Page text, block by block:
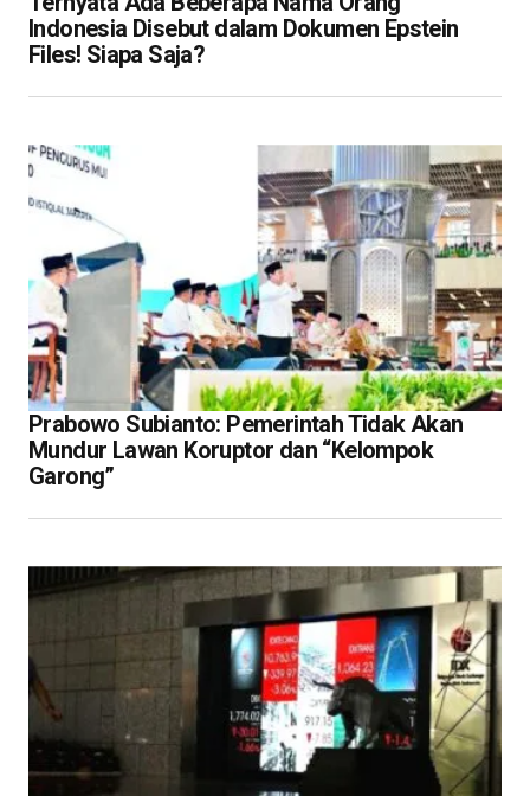
Indonesia Disebut dalam Dokumen Epstein
Files! Siapa Saja?
Prabowo Subianto: Pemerintah Tidak Akan
Mundur Lawan Koruptor dan “Kelompok
Garong”